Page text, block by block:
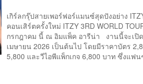
เกิร์ลกรุ๊ปสายเพอร์ฟอร์แมนซ์สุดปังอย่าง
คอนเสิร์ตครั้งใหม่ ITZY 3RD WORLD
กรกฎาคม นี้ ณ อิมแพ็ค อารีน่า งานนี้จะเปิ
เมษายน 2026 เป็นต้นไป โดยมีราคาบัตร
5,800 และวีไอพีแพ็กเกจ 6,800 บาท ซึ่งแฟน